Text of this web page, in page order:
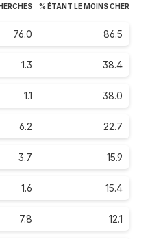
% ÉTANT LE MOINS CHER
76.0 86.5
1.3 38.4
1.1 38.0
6.2 22.7
3.7 15.9
1.6 15.4
7.8 12.1